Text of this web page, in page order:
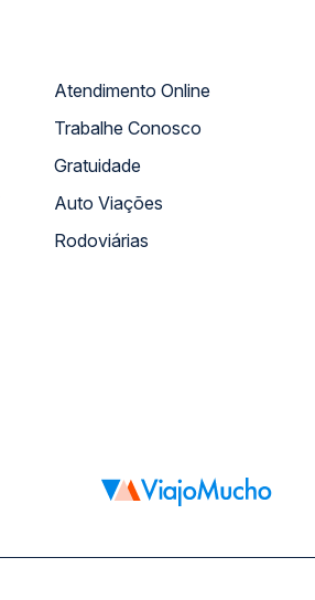
Atendimento Online
Trabalhe Conosco
Gratuidade
Auto Viações
Rodoviárias